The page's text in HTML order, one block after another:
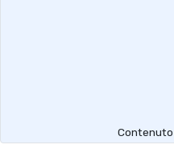
Contenuto